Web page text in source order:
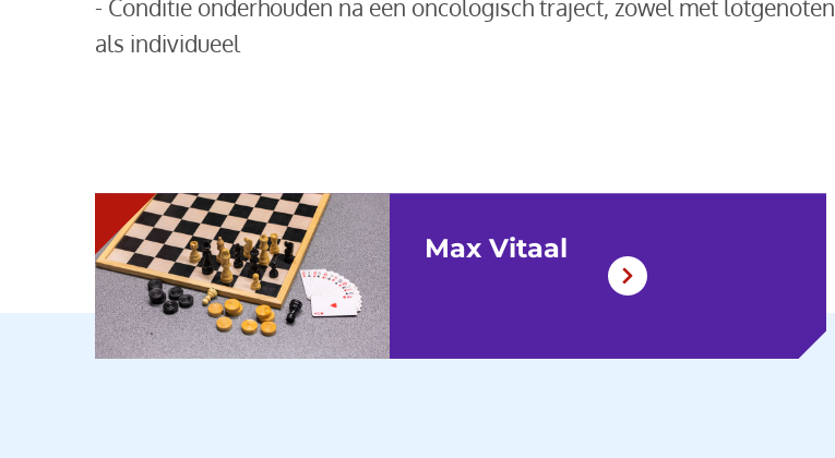
- Conditie onderhouden na een oncologisch traject, zowel met lotgenoten
als individueel
Max Vitaal